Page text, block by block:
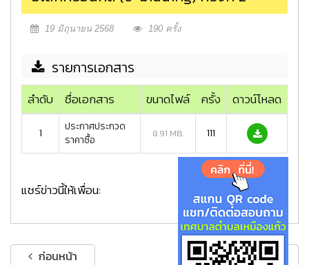
19 มิถุนายน 2568 190 ครั้ง
รายการเอกสาร
ลำดับ ชื่อเอกสาร ขนาดไฟล์ ครั้ง ดาวน์โหลด
1
ประกาศประกวด
ราคาซื้อ
8.91 MB. 111
แชร์ข่าวนี้ให้เพื่อน:
ก่อนหน้า ถัดไป